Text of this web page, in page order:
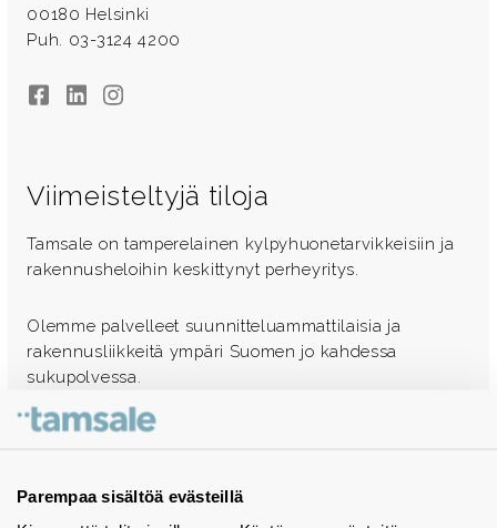
Parempaa sisältöä evästeillä
00180 Helsinki
Puh. 03-3124 4200
FacebookLinkedInInstagram
Viimeisteltyjä tiloja
Tamsale on tamperelainen kylpyhuonetarvikkeisiin ja
rakennusheloihin keskittynyt perheyritys.
Olemme palvelleet suunnitteluammattilaisia ja
rakennusliikkeitä ympäri Suomen jo kahdessa
sukupolvessa.
Ota yhteyttä - autamme mielellämme
Tuotekuvastot